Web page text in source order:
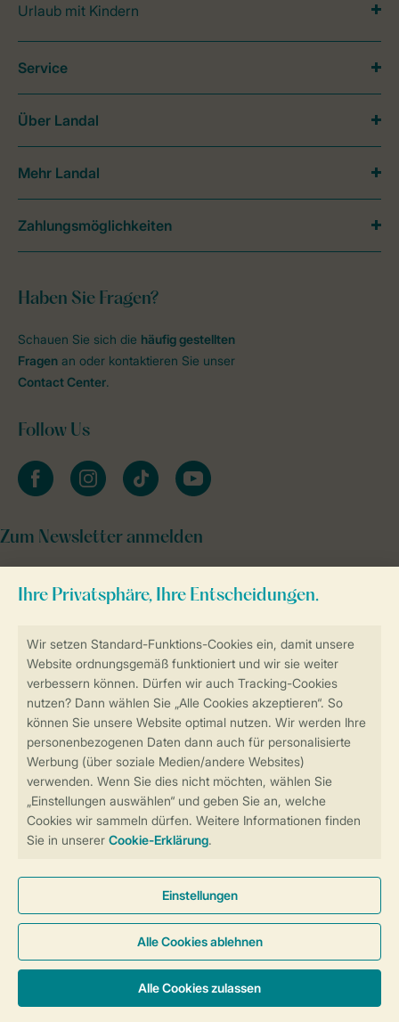
Sicherstellung Deiner Privatsphäre
Sicher und schnell zur Online-Buchung
Sichere Datenübertragung
Sicheres Bezahlen
Urlaub mit Kindern
Haben Sie Fragen?
Schauen Sie sich die häufig gestellten
Fragen an oder kontaktieren Sie unser
Contact Center.
Follow Us
facebookinstagramtiktok youtube
Zum Newsletter anmelden
Service
Über Landal
Mehr Landal
Zahlungsmöglichkeiten
Cookies und Banner
Barrierefreiheit
© 2026 Landal GreenParks GmbH